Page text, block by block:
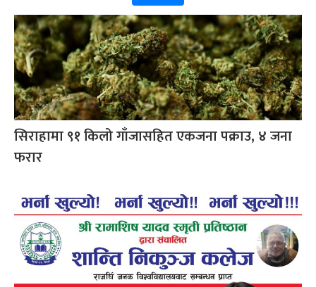
सिराहामा ९१ किलो गाँजासहित एकजना पक्राउ, ४ जना
फरार